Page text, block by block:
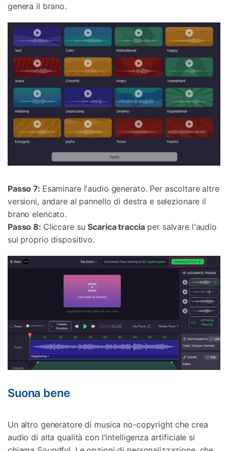
genera il brano.
Passo 7: Esaminare l'audio generato. Per ascoltare altre
versioni, andare al pannello di destra e selezionare il
brano elencato.
Passo 8: Cliccare suScarica tracciaper salvare l'audio
sul proprio dispositivo.
Suona bene
Un altro generatore di musica no-copyright che crea
audio di alta qualità con l'intelligenza artificiale si